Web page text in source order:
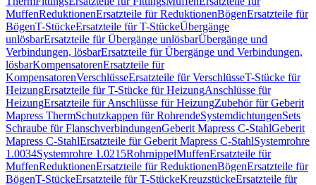
MuffenReduktionenErsatzteile für ReduktionenBögenErsatzteile für
BögenT-StückeErsatzteile für T-StückeÜbergänge
unlösbarErsatzteile für Übergänge unlösbarÜbergänge und
Verbindungen, lösbarErsatzteile für Übergänge und Verbindungen,
lösbarKompensatorenErsatzteile für
KompensatorenVerschlüsseErsatzteile für VerschlüsseT-Stücke für
HeizungErsatzteile für T-Stücke für HeizungAnschlüsse für
HeizungErsatzteile für Anschlüsse für HeizungZubehör für Geberit
Mapress ThermSchutzkappen für RohrendeSystemdichtungenSets
Schraube für FlanschverbindungenGeberit Mapress C-StahlGeberit
Mapress C-StahlErsatzteile für Geberit Mapress C-StahlSystemrohre
1.0034Systemrohre 1.0215RohrnippelMuffenErsatzteile für
MuffenReduktionenErsatzteile für ReduktionenBögenErsatzteile für
BögenT-StückeErsatzteile für T-StückeKreuzstückeErsatzteile für